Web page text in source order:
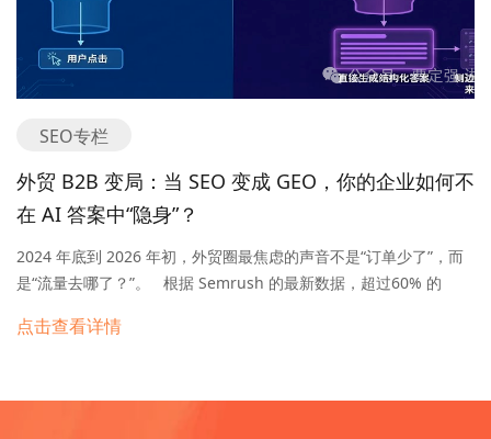
户，Google 也是首选；想做小B或者个人采购，Facebook 效果更
好。看预算： 预算少（<3000）先跑FB试错；预算足想打透市场，
Google必须安排。 ⚠️千万别用做平台的“铺货思维”去做广告，谷歌
看的是搜索意图，不是让你堆关键词！ 3️⃣ 布局全网：只做SEO不
AI搜索和客户背调，会看你的全网足迹。 除了网站SEO，你得有社
媒（LinkedIn/FB）和视频（YouTube）做背书。 这就好比，你自
己说自己好没用，得让行业论坛、社媒上的“侧面证人”说你专业。📷
网站是根据地，社媒是僚机，打配合战才能拿下大客户！ 如果不清
楚自己的品类适合哪个渠道，添加我微信【jiadingqiang】！我们
要做的不是最努力的，而是最聪明的那个！
SEO专栏
外贸 B2B 变局：当 SEO 变成 GEO，你的企业如何不
在 AI 答案中“隐身”？
2024 年底到 2026 年初，外贸圈最焦虑的声音不是“订单少了”，而
是“流量去哪了？”。 根据 Semrush 的最新数据，超过60% 的
分采购商在搜索结果页（SERP）直接看了 AI 生成的答案就走了，
点击查看详情